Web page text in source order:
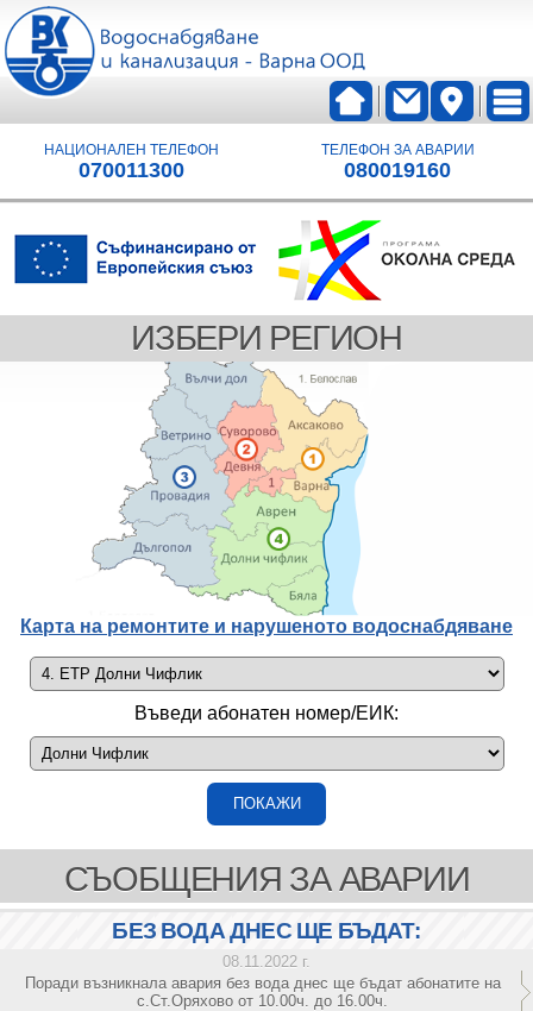
НАЦИОНАЛЕН ТЕЛЕФОН
070011300
ТЕЛЕФОН ЗА АВАРИИ
080019160
ИЗБЕРИ РЕГИОН
Карта на ремонтите и нарушеното водоснабдяване
Въведи абонатен номер/ЕИК:
СЪОБЩЕНИЯ ЗА АВАРИИ
БЕЗ ВОДА ДНЕС ЩЕ БЪДАТ:
08.11.2022 г.
Поради възникнала авария без вода днес ще бъдат абонатите на
с.Ст.Оряхово от 10.00ч. до 16.00ч.